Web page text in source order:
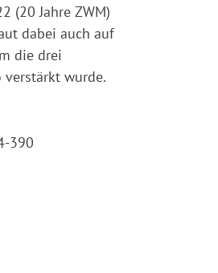
(20 Jahre ZWM)
dabei auch auf
die drei
verstärkt wurde.
390